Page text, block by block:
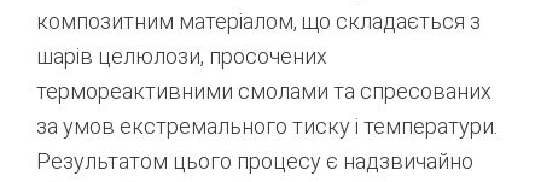
композитним матеріалом, що складається з
шарів целюлози, просочених
термореактивними смолами та спресованих
за умов екстремального тиску і температури.
Результатом цього процесу є надзвичайно